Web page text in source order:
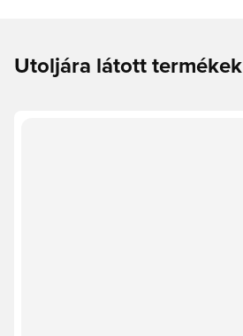
Utoljára látott termékek